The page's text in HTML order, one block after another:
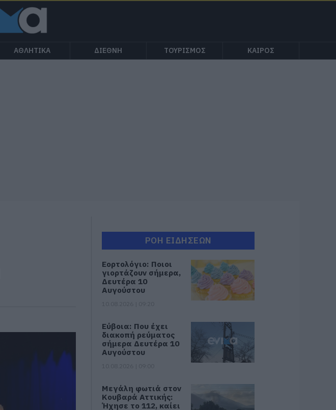
ΑΘΛΗΤΙΚΑ ΔΙΕΘΝΗ ΤΟΥΡΙΣΜΟΣ ΚΑΙΡΟΣ
ΡΟΗ ΕΙΔΗΣΕΩΝ
Εορτολόγιο: Ποιοι
γιορτάζουν σήμερα,
Δευτέρα 10
Αυγούστου
Εύβοια: Που έχει
διακοπή ρεύματος
σήμερα Δευτέρα 10
Αυγούστου
Μεγάλη φωτιά στον
Κουβαρά Αττικής:
Ήχησε το 112, καίει